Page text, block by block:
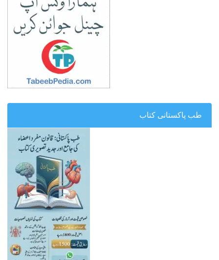
طب پاکستانی کتاب